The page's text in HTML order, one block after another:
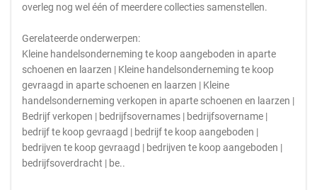
overleg nog wel één of meerdere collecties samenstellen.
Gerelateerde onderwerpen:
Kleine handelsonderneming te koop aangeboden in aparte
schoenen en laarzen | Kleine handelsonderneming te koop
gevraagd in aparte schoenen en laarzen | Kleine
handelsonderneming verkopen in aparte schoenen en laarzen |
Bedrijf verkopen | bedrijfsovernames | bedrijfsovername |
bedrijf te koop gevraagd | bedrijf te koop aangeboden |
bedrijven te koop gevraagd | bedrijven te koop aangeboden |
bedrijfsoverdracht | be..